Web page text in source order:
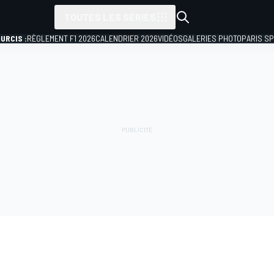
:RÈGLEMENT F1 2026CALENDRIER 2026VIDÉOSGALERIES PHOTOPARIS